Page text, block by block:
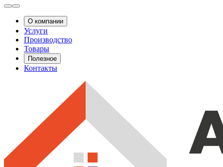
О компании
Услуги
Производство
Товары
Полезное
Контакты